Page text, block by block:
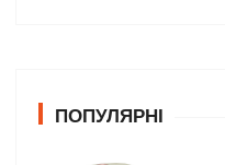
р
ПОПУЛЯРНІ